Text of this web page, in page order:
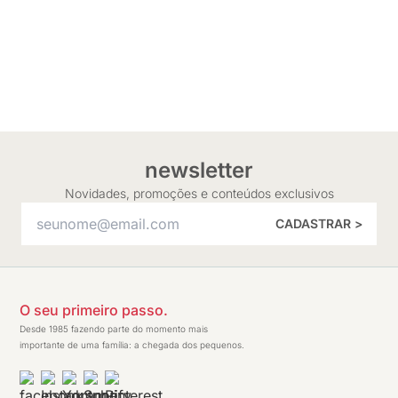
newsletter
Novidades, promoções e conteúdos exclusivos
CADASTRAR >
O seu primeiro passo.
Desde 1985 fazendo parte do momento mais
importante de uma família: a chegada dos pequenos.